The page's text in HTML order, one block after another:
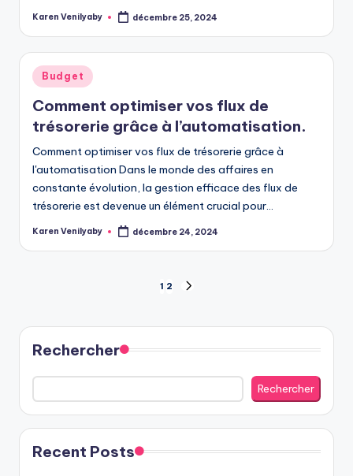
Posted
Karen Venilyaby décembre 25, 2024
Posted
in
Budget
Comment optimiser vos flux de
trésorerie grâce à l’automatisation.
Comment optimiser vos flux de trésorerie grâce à
l'automatisation Dans le monde des affaires en
constante évolution, la gestion efficace des flux de
trésorerie est devenue un élément crucial pour…
Posted
Karen Venilyaby décembre 24, 2024
des
publications
1 2
Rechercher
Rechercher
Recent Posts